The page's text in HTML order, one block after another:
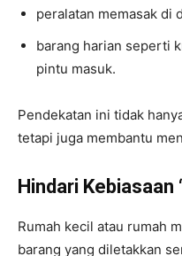
peralatan memasak di
barang harian seperti
pintu masuk.
Pendekatan ini tidak
tetapi juga membantu
Hindari Kebiasaan
Rumah kecil atau rumah
barang yang diletakkan